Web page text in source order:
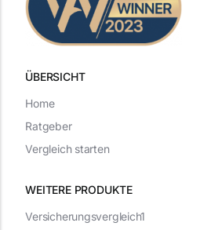
ÜBERSICHT
WEITERE PRODUKTE
Versicherungsvergleich1
Home
Ratgeber
Vergleich starten